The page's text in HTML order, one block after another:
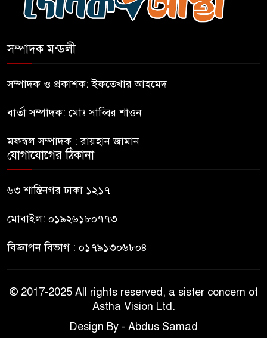
জুলাই গণঅভ্যুত্থান দিবসের
ফের জকসু নেতার ওপর হামলা
সাকিব আল হাসানের বাড়িতে বোমা
সম্পাদক মন্ডলী
সম্পাদক ও প্রকাশক: ইফতেখার আহমেদ
বার্তা সম্পাদক: মোঃ সাব্বির শাওন
মফস্বল সম্পাদক : রায়হান জামান
যোগাযোগের ঠিকানা
৬৩ শান্তিনগর ঢাকা ১২১৭
মোবাইল: ০১৯২৬১৮০৭৭৩
বিজ্ঞাপন বিভাগ : ০১৭৯১৩০৬৮০৪
© 2017-2025 All rights reserved, a sister concern of
Astha Vision Ltd.
Design By - Abdus Samad